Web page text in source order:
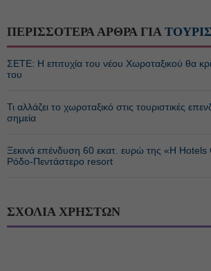
ΠΕΡΙΣΣΟΤΕΡΑ ΑΡΘΡΑ ΓΙΑ
ΣΕΤΕ: Η επιτυχία του νέου Χωροταξικού θα
του
Τι αλλάζει το χωροταξικό στις τουριστικές
σημεία
Ξεκινά επένδυση 60 εκατ. ευρώ της «H
Ρόδο-Πεντάστερο resort
ΣΧΟΛΙΑ ΧΡΗΣΤΩΝ